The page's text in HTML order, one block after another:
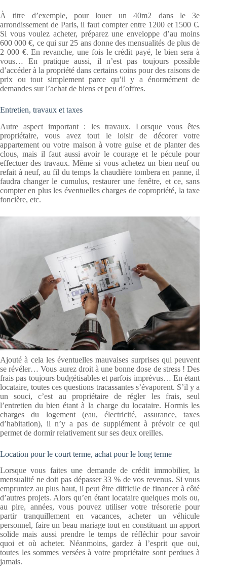
À titre d’exemple, pour louer un 40m2 dans le 3e
arrondissement de Paris, il faut compter entre 1200 et 1500 €.
Si vous voulez acheter, préparez une enveloppe d’au moins
600 000 €, ce qui sur 25 ans donne des mensualités de plus de
2 000 €. En revanche, une fois le crédit payé, le bien sera à
vous… En pratique aussi, il n’est pas toujours possible
d’accéder à la propriété dans certains coins pour des raisons de
prix ou tout simplement parce qu’il y a énormément de
demandes sur l’achat de biens et peu d’offres.
Entretien, travaux et taxes
Autre aspect important : les travaux. Lorsque vous êtes
propriétaire, vous avez tout le loisir de décorer votre
appartement ou votre maison à votre guise et de planter des
clous, mais il faut aussi avoir le courage et le pécule pour
effectuer des travaux. Même si vous achetez un bien neuf ou
refait à neuf, au fil du temps la chaudière tombera en panne, il
faudra changer le cumulus, restaurer une fenêtre, et ce, sans
compter en plus les éventuelles charges de copropriété, la taxe
foncière, etc.
Ajouté à cela les éventuelles mauvaises surprises qui peuvent
se révéler… Vous aurez droit à une bonne dose de stress ! Des
frais pas toujours budgétisables et parfois imprévus… En étant
locataire, toutes ces questions tracassantes s’évaporent. S’il y a
un souci, c’est au propriétaire de régler les frais, seul
l’entretien du bien étant à la charge du locataire. Hormis les
charges du logement (eau, électricité, assurance, taxes
d’habitation), il n’y a pas de supplément à prévoir ce qui
permet de dormir relativement sur ses deux oreilles.
Location pour le court terme, achat pour le long terme
Lorsque vous faites une demande de crédit immobilier, la
mensualité ne doit pas dépasser 33 % de vos revenus. Si vous
empruntez au plus haut, il peut être difficile de financer à côté
d’autres projets. Alors qu’en étant locataire quelques mois ou,
au pire, années, vous pouvez utiliser votre trésorerie pour
partir tranquillement en vacances, acheter un véhicule
personnel, faire un beau mariage tout en constituant un apport
solide mais aussi prendre le temps de réfléchir pour savoir
quoi et où acheter. Néanmoins, gardez à l’esprit que oui,
toutes les sommes versées à votre propriétaire sont perdues à
jamais.